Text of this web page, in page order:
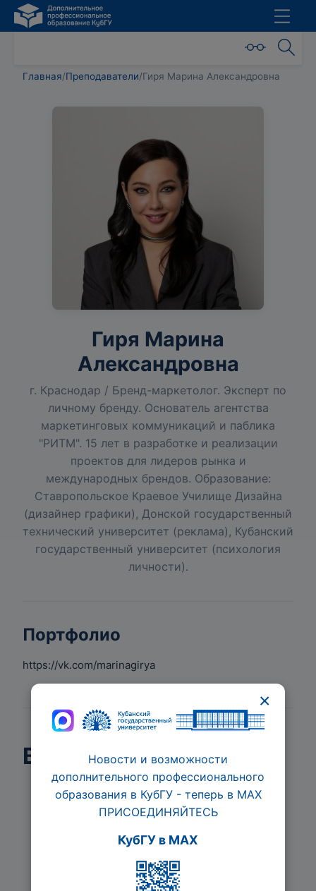
Главная/Преподаватели/Гиря Марина Александровна
Гиря Марина
Александровна
г. Краснодар / Бренд-маркетолог. Эксперт по
личному бренду. Основатель агентства
маркетинговых коммуникаций и паблика
"РИТМ". 15 лет в разработке и реализации
проектов для лидеров рынка и
международных брендов. Образование:
Ставропольское Краевое Училище Дизайна
(дизайнер графики), Донской государственный
технический университет (реклама), Кубанский
государственный университет (психология
личности).
Портфолио
https://vk.com/marinagirya
Ведет курсы
×
Новости и возможности
дополнительного профессионального
образования в КубГУ - теперь в МАХ
ПРИСОЕДИНЯЙТЕСЬ
КубГУ в MAX